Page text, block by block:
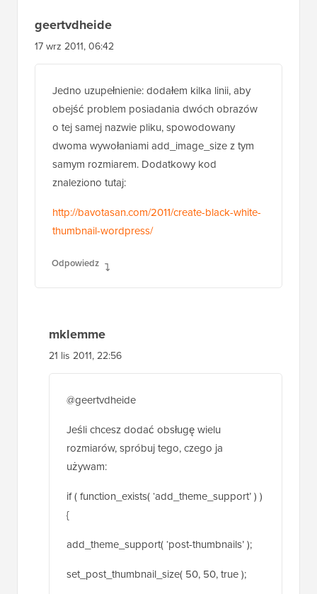
o tej samej nazwie pliku, spowodowany
dwoma wywołaniami add_image_size z tym
znaleziono tutaj:
http://bavotasan.com/2011/create-black-white-
thumbnail-wordpress/
Odpowiedz
mklemme
21 lis 2011, 22:56
Jeśli chcesz dodać obsługę wielu
rozmiarów, spróbuj tego, czego ja
używam:
if ( function_exists( ‘add_theme_support’ ) )
add_theme_support( ‘post-thumbnails’ );
add_image_size( ‘medium-thumb’, 660, ”,
);